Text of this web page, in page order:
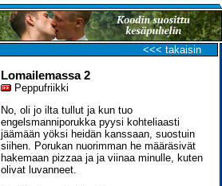
<<< takaisin
Lomailemassa 2
Peppufriikki
No, oli jo ilta tullut ja kun tuo
engelsmanniporukka pyysi kohteliaasti
jäämään yöksi heidän kanssaan, suostuin
siihen. Porukan nuorimman he määräsivät
hakemaan pizzaa ja ja viinaa minulle, kuten
olivat luvanneet.